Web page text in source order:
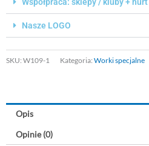
Współpraca: sklepy / kluby + hurt
Nasze LOGO
SKU: W109-1 Kategoria: Worki specjalne
Opis
Opinie (0)